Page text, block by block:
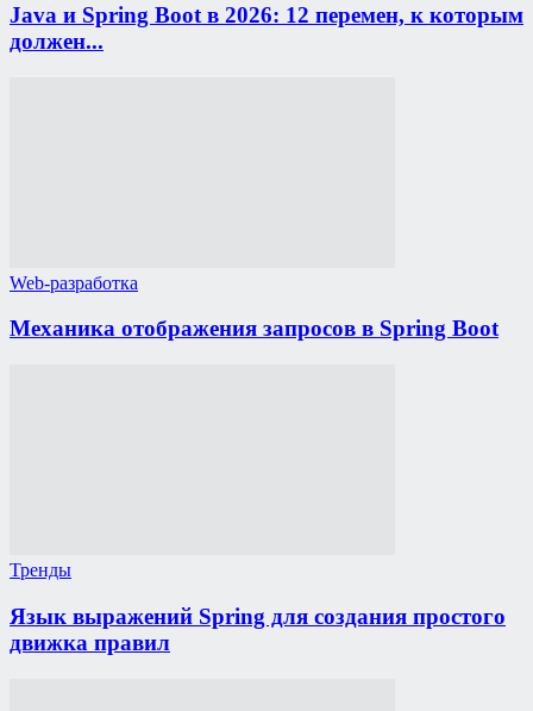
Java и Spring Boot в 2026: 12 перемен, к которым
должен...
Web-разработка
Механика отображения запросов в Spring Boot
Тренды
Язык выражений Spring для создания простого
движка правил